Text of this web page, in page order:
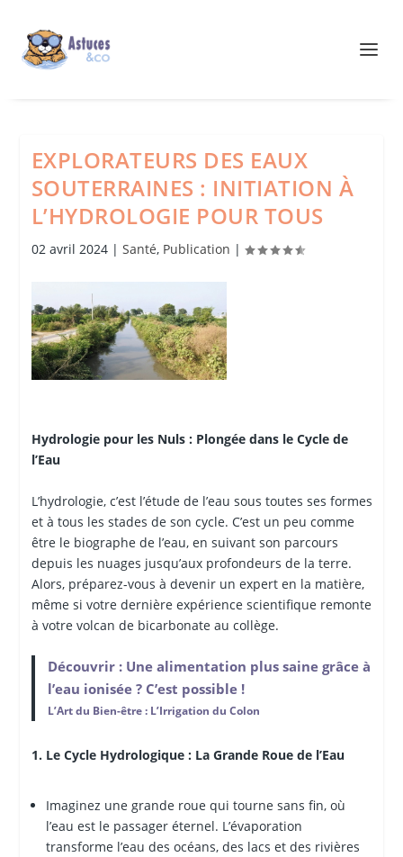
EXPLORATEURS DES EAUX
SOUTERRAINES : INITIATION À
L’HYDROLOGIE POUR TOUS
02 avril 2024| Santé, Publication |
Hydrologie pour les Nuls : Plongée dans le Cycle de
l’Eau
L’hydrologie, c’est l’étude de l’eau sous toutes ses formes
et à tous les stades de son cycle. C’est un peu comme
être le biographe de l’eau, en suivant son parcours
depuis les nuages jusqu’aux profondeurs de la terre.
Alors, préparez-vous à devenir un expert en la matière,
même si votre dernière expérience scientifique remonte
à votre volcan de bicarbonate au collège.
Découvrir : Une alimentation plus saine grâce à
l’eau ionisée ? C’est possible !
L’Art du Bien-être : L’Irrigation du Colon
1. Le Cycle Hydrologique : La Grande Roue de l’Eau
Imaginez une grande roue qui tourne sans fin, où
l’eau est le passager éternel. L’évaporation
transforme l’eau des océans, des lacs et des rivières